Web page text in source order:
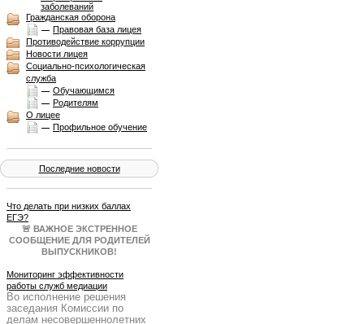
заболеваний
Гражданская оборона
Правовая база лицея
Противодействие коррупции
Новости лицея
Социально-психологическая
служба
Обучающимся
Родителям
О лицее
Профильное обучение
Последние новости
Что делать при низких баллах
ЕГЭ?
🚨 ВАЖНОЕ ЭКСТРЕННОЕ
СООБЩЕНИЕ ДЛЯ РОДИТЕЛЕЙ
ВЫПУСКНИКОВ!
не всегда совпадают с
ожиданиями. Паника — плохой
советчик. Нужен четкий план Б!
Образовательный портал
Учеба.ру 25 июня в 19:00 МСК
Мониторинг эффективности
работы служб медиации
Во исполнение решения
заседания Комиссии по
делам несовершеннолетних